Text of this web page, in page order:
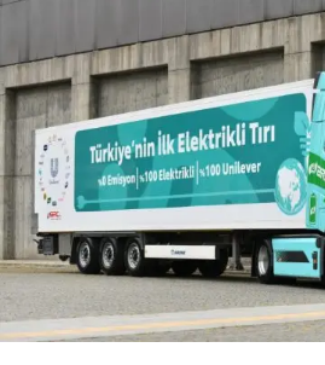
Tam bir gezi motosikleti.
Uzun yolu seven, yeni kültürler
harcamayı isteyenler, özgürlüğün
motosiklet ile çıkarıyor. Rüzgârı
coğrafyalarla bütünleşme fırsatı
özellikle uzun yolda güçlü ve
segmentlerde, farklı ihtiyaçlara
performans motosikletlerini
uzun yol için tasarladığı Tracer